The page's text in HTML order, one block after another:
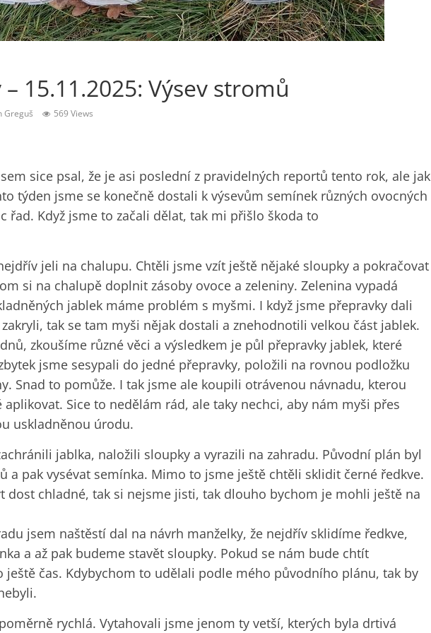
15.11.2025: Výsev stromů
Greguš 569 Views
sice psal, že je asi poslední z pravidelných reportů tento rok, ale jak
týden jsme se konečně dostali k výsevům semínek různých ovocných
řad. Když jsme to začali dělat, tak mi přišlo škoda to
jeli na chalupu. Chtěli jsme vzít ještě nějaké sloupky a pokračovat
si na chalupě doplnit zásoby ovoce a zeleniny. Zelenina vypadá
jablek máme problém s myšmi. I když jsme přepravky dali
tak se tam myši nějak dostali a znehodnotili velkou část jablek.
zkoušíme různé věci a výsledkem je půl přepravky jablek, které
jsme sesypali do jedné přepravky, položili na rovnou podložku
Snad to pomůže. I tak jsme ale koupili otrávenou návnadu, kterou
Sice to nedělám rád, ale taky nechci, aby nám myši přes
uskladněnou úrodu.
jablka, naložili sloupky a vyrazili na zahradu. Původní plán byl
a pak vysévat semínka. Mimo to jsme ještě chtěli sklidit černé ředkve.
dost chladné, tak si nejsme jisti, tak dlouho bychom je mohli ještě na
jsem naštěstí dal na návrh manželky, že nejdřív sklidíme ředkve,
a až pak budeme stavět sloupky. Pokud se nám bude chtít
ještě čas. Kdybychom to udělali podle mého původního plánu, tak by
rychlá. Vytahovali jsme jenom ty vetší, kterých byla drtivá